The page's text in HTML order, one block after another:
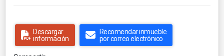
Descargar
información
Recomendar inmueble
por correo electrónico